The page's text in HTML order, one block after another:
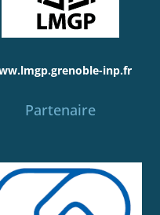
inp.fr
Partenaire